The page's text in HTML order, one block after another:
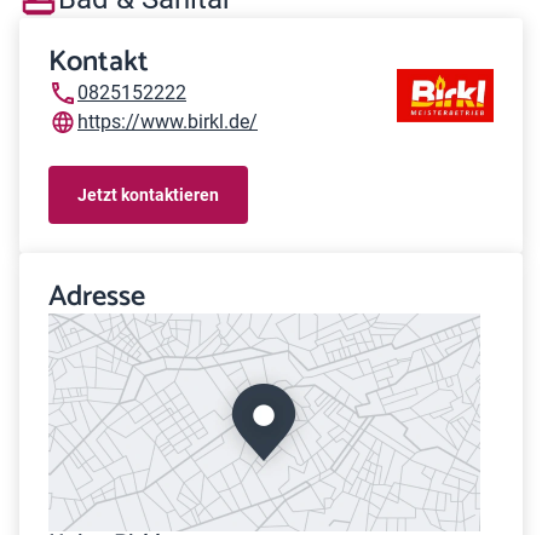
Kontakt
0825152222
https://www.birkl.de/
Jetzt kontaktieren
Adresse